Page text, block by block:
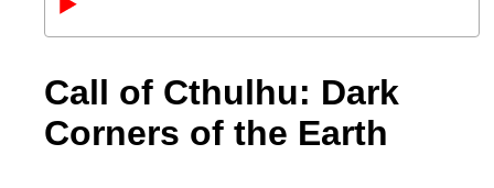
Call of Cthulhu: Dark
Corners of the Earth